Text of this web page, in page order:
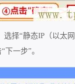
选择“静态IP（以太
一步”。